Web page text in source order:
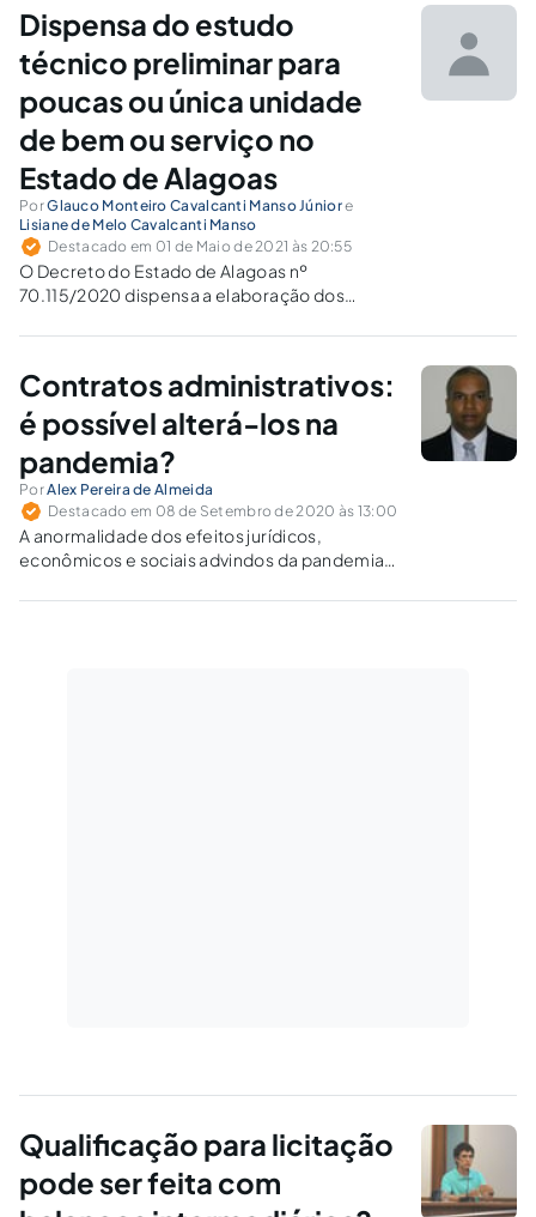
Dispensa do estudo
técnico preliminar para
poucas ou única unidade
de bem ou serviço no
Estado de Alagoas
PorGlauco Monteiro Cavalcanti Manso Júniore
Lisiane de Melo Cavalcanti Manso
Destacado em 01 de Maio de 2021 às 20:55
O Decreto do Estado de Alagoas nº
70.115/2020 dispensa a elaboração dos
administrativos destinados a aquisição de
Contratos administrativos:
é possível alterá-los na
pandemia?
PorAlex Pereira de Almeida
Destacado em 08 de Setembro de 2020 às 13:00
A anormalidade dos efeitos jurídicos,
econômicos e sociais advindos da pandemia
poder dúblico postulem a reconstituição do
Qualificação para licitação
pode ser feita com